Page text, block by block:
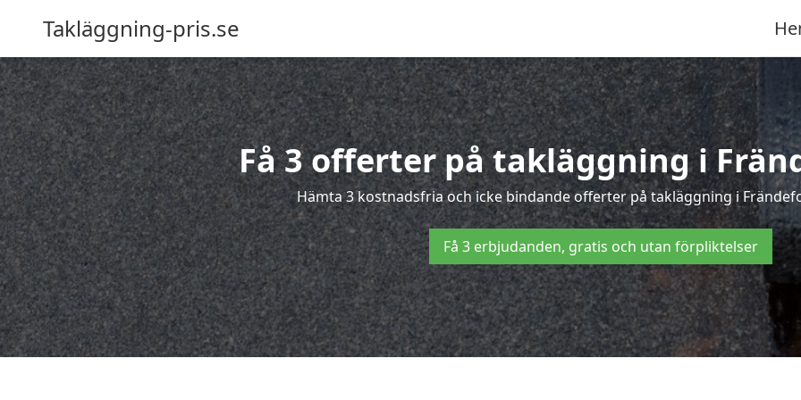
Takläggning-pris.se
Få 3 offerter på takläggning i
Hämta 3 kostnadsfria och icke bindande offerter på takläggning i
Få 3 erbjudanden, gratis och utan förpliktelser